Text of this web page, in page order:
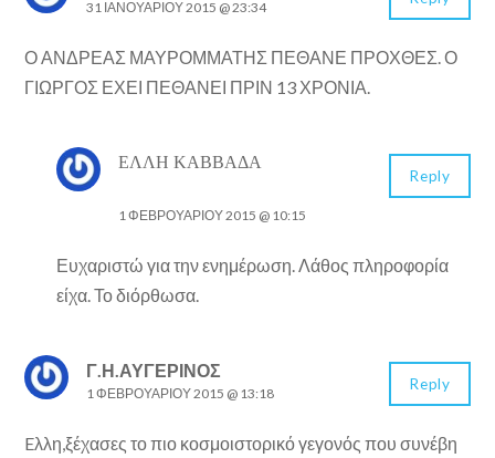
31 ΙΑΝΟΥΑΡΊΟΥ 2015 @ 23:34
Ο ΑΝΔΡΕΑΣ ΜΑΥΡΟΜΜΑΤΗΣ ΠΕΘΑΝΕ ΠΡΟΧΘΕΣ. Ο
ΓΙΩΡΓΟΣ ΕΧΕΙ ΠΕΘΑΝΕΙ ΠΡΙΝ 13 ΧΡΟΝΙΑ.
ΈΛΛΗ ΚΑΒΒΑΔΆ
1 ΦΕΒΡΟΥΑΡΊΟΥ 2015 @ 10:15
Ευχαριστώ για την ενημέρωση. Λάθος πληροφορία
είχα. Το διόρθωσα.
Reply
Γ.Η.ΑΥΓΕΡΙΝΟΣ
1 ΦΕΒΡΟΥΑΡΊΟΥ 2015 @ 13:18
Eλλη,ξέχασες το πιο κοσμοιστορικό γεγονός που συνέβη
Reply